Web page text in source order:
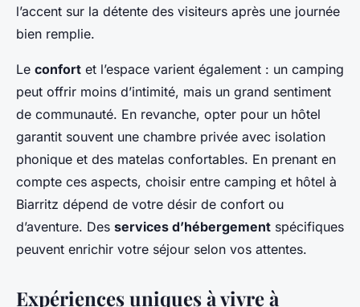
l’accent sur la détente des visiteurs après une journée
bien remplie.
Le confort et l’espace varient également : un camping
peut offrir moins d’intimité, mais un grand sentiment
de communauté. En revanche, opter pour un hôtel
garantit souvent une chambre privée avec isolation
phonique et des matelas confortables. En prenant en
compte ces aspects, choisir entre camping et hôtel à
Biarritz dépend de votre désir de confort ou
d’aventure. Des services d’hébergement spécifiques
peuvent enrichir votre séjour selon vos attentes.
Expériences uniques à vivre à